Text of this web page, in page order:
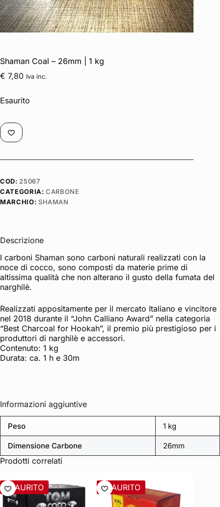
Shaman Coal – 26mm | 1 kg
€ 7,80 Iva inc.
Esaurito
COD: 25067
CATEGORIA:CARBONE
MARCHIO: SHAMAN
Descrizione
I carboni Shaman sono carboni naturali realizzati con la
noce di cocco, sono composti da materie prime di
altissima qualità che non alterano il gusto della fumata del
narghilè.
Realizzati appositamente per il mercato Italiano e vincitore
nel 2018 durante il “John Calliano Award” nella categoria
“Best Charcoal for Hookah”, il premio più prestigioso per i
produttori di narghilè e accessori.
Contenuto: 1 kg
Durata: ca. 1 h e 30m
Informazioni aggiuntive
Peso 1 kg
Dimensione Carbone 26mm
Prodotti correlati
ESAURITO ESAURITO